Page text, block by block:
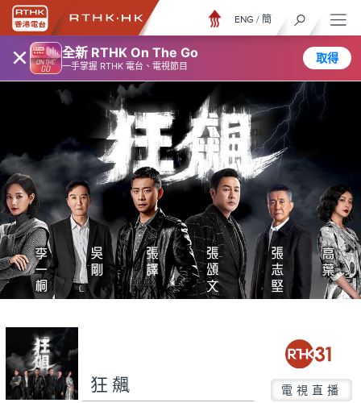
× 全新 RTHK On The Go
一手掌握 RTHK 電台、電視節目
取得
ENG / 簡
狂飆 電視直播